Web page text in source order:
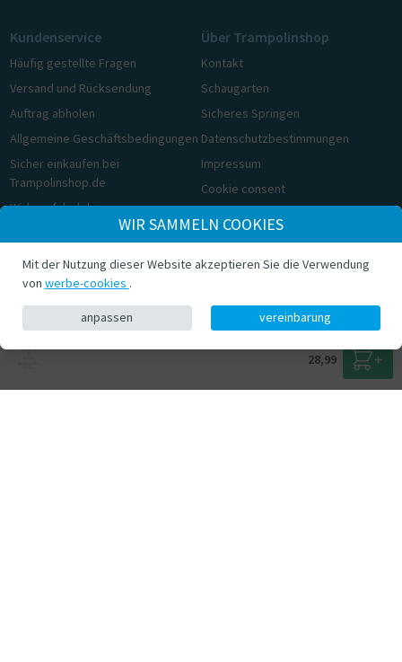
28,99
Kundenservice
Häufig gestellte Fragen
Versand und Rücksendung
Auftrag abholen
Allgemeine Geschäftsbedingungen
Sicher einkaufen bei
Trampolinshop.de
Widerrufsbelehrung
Über Trampolinshop
Kontakt
Schaugarten
Sicheres Springen
Datenschutzbestimmungen
Impressum
Cookie consent
© Trampolinshop.de 2026
WIR SAMMELN COOKIES
Mit der Nutzung dieser Website akzeptieren Sie die Verwendung
von werbe-cookies .
anpassen vereinbarung